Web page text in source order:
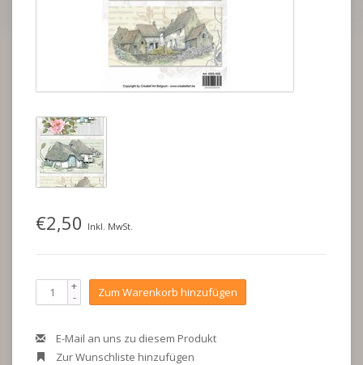
€2,50 Inkl. MwSt.
+
- Zum Warenkorb hinzufügen
E-Mail an uns zu diesem Produkt
Zur Wunschliste hinzufügen